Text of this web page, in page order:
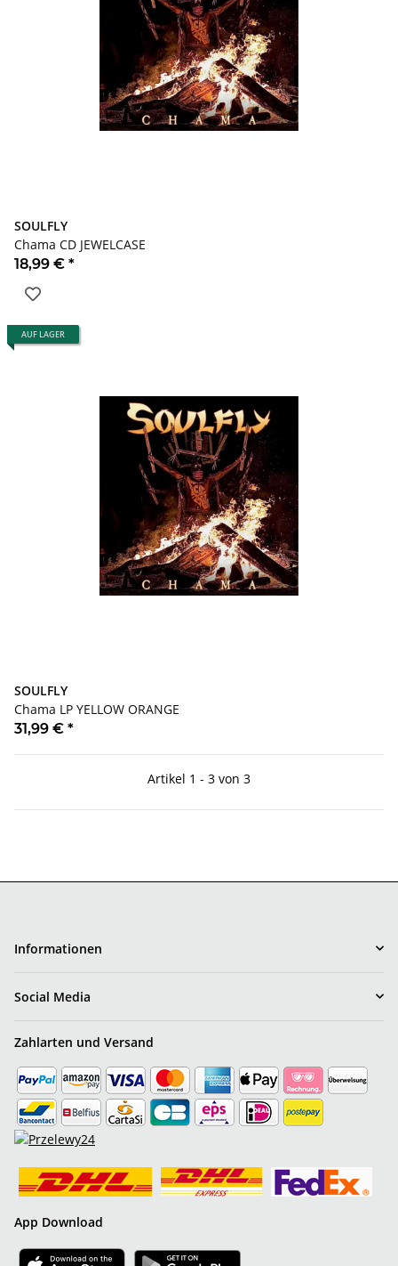
SOULFLY
Chama CD JEWELCASE
18,99 € *
AUF LAGER
SOULFLY
Chama LP YELLOW ORANGE
31,99 € *
Artikel 1 - 3 von 3
Informationen
Social Media
Zahlarten und Versand
App Download